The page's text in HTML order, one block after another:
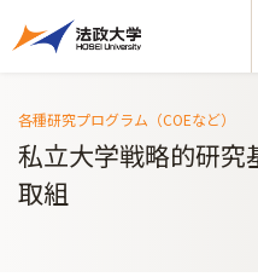
各種研究プログラム（COEなど）
私立大学戦略的研究
取組